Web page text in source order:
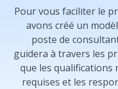
Pour vous faciliter le
avons créé un
poste de
guidera à travers les
que les qualifications
requises et les